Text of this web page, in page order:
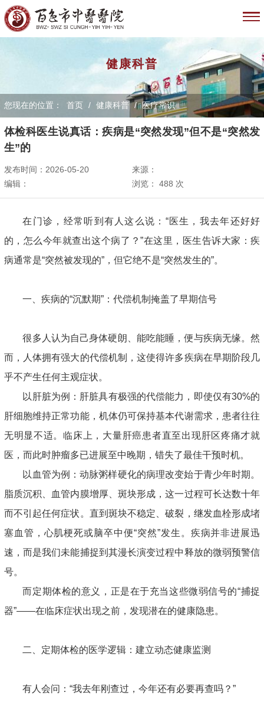
健康科普
您现在的位置： 首页 / 健康科普 / 医疗常识
体检科医生说真话：疾病是“突然发现”但不是“突然发
生”的
发布时间：2026-05-20
来源：
编辑：
浏览： 488 次
在门诊，经常听到有人这么说：“医生，我去年还好好
的，怎么今年就查出这个病了？”在这里，医生告诉大家：疾
病通常是“突然被发现的”，但它绝不是“突然发生的”。
一、疾病的“沉默期”：代偿机制掩盖了早期信号
很多人认为自己身体硬朗、能吃能睡，便与疾病无缘。然
而，人体拥有强大的代偿机制，这使得许多疾病在早期阶段几
乎不产生任何主观症状。
以肝脏为例：肝脏具有极强的代偿能力，即使仅有30%的
肝细胞维持正常功能，机体仍可保持基本代谢需求，患者往往
无明显不适。临床上，大量肝癌患者直至出现肝区疼痛才就
医，而此时肿瘤多已进展至中晚期，错失了最佳干预时机。
以血管为例：动脉粥样硬化的病理改变始于青少年时期。
脂质沉积、血管内膜增厚、斑块形成，这一过程可长达数十年
而不引起任何症状。直到斑块不稳定、破裂，继发血栓形成堵
塞血管，心肌梗死或脑卒中便“突然”发生。疾病并非进展迅
速，而是我们未能捕捉到其漫长演变过程中释放的微弱预警信
号。
而定期体检的意义，正是在于充当这些微弱信号的“捕捉
器”——在临床症状出现之前，发现潜在的健康隐患。
二、定期体检的医学逻辑：建立动态健康监测
有人会问：“我去年刚查过，今年还有必要再查吗？”